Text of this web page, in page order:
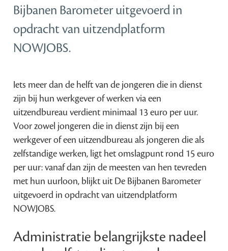
Bijbanen Barometer uitgevoerd in
opdracht van uitzendplatform
NOWJOBS.
Iets meer dan de helft van de jongeren die in dienst
zijn bij hun werkgever of werken via een
uitzendbureau verdient minimaal 13 euro per uur.
Voor zowel jongeren die in dienst zijn bij een
werkgever of een uitzendbureau als jongeren die als
zelfstandige werken, ligt het omslagpunt rond 15 euro
per uur: vanaf dan zijn de meesten van hen tevreden
met hun uurloon, blijkt uit De Bijbanen Barometer
uitgevoerd in opdracht van uitzendplatform
NOWJOBS.
Administratie belangrijkste nadeel